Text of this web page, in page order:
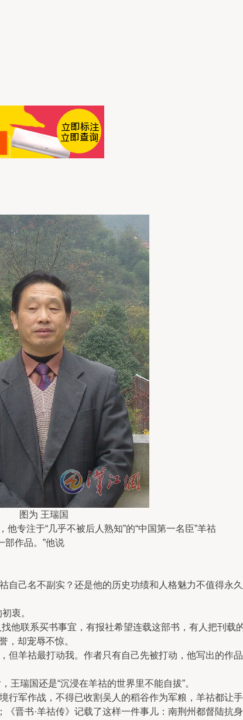
图为 王瑞国
专注于“几乎不被后人熟知”的“中国第一名臣”羊祜
作品。”他说
己名不副实？还是他的历史功绩和人格魅力不值得永
衷。
联系买书事宜，有报社希望连载这部书，有人把刊载
却宠辱不惊。
羊祜最打动我。作者只有自己先被打动，他写出的作
瑞国还是“沉浸在羊祜的世界里不能自拔”。
作战，不得已收割吴人的稻谷作为军粮，羊祜都让
晋书·羊祜传》记载了这样一件事儿：南荆州都督陆抗